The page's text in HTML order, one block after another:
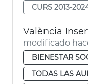
CURS 2013-
València
modificado
BIENESTAR
TODAS LAS